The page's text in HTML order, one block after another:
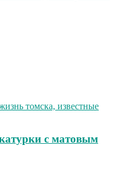
томска, известные
с матовым